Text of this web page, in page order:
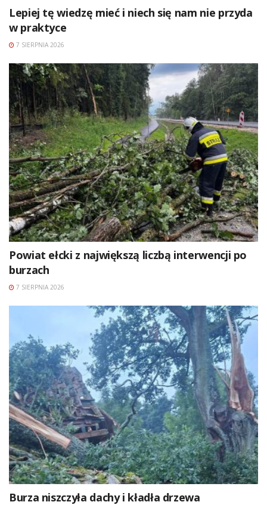
Lepiej tę wiedzę mieć i niech się nam nie przyda
w praktyce
7 SIERPNIA 2026
Powiat ełcki z największą liczbą interwencji po
burzach
7 SIERPNIA 2026
Burza niszczyła dachy i kładła drzewa